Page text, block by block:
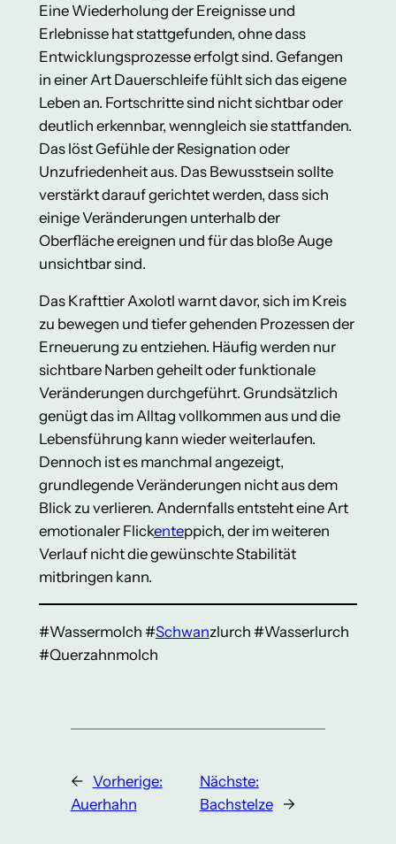
Eine Wiederholung der Ereignisse und
Erlebnisse hat stattgefunden, ohne dass
Entwicklungsprozesse erfolgt sind. Gefangen
in einer Art Dauerschleife fühlt sich das eigene
Leben an. Fortschritte sind nicht sichtbar oder
deutlich erkennbar, wenngleich sie stattfanden.
Das löst Gefühle der Resignation oder
Unzufriedenheit aus. Das Bewusstsein sollte
verstärkt darauf gerichtet werden, dass sich
einige Veränderungen unterhalb der
Oberfläche ereignen und für das bloße Auge
unsichtbar sind.
Das Krafttier Axolotl warnt davor, sich im Kreis
zu bewegen und tiefer gehenden Prozessen der
Erneuerung zu entziehen. Häufig werden nur
sichtbare Narben geheilt oder funktionale
Veränderungen durchgeführt. Grundsätzlich
genügt das im Alltag vollkommen aus und die
Lebensführung kann wieder weiterlaufen.
Dennoch ist es manchmal angezeigt,
grundlegende Veränderungen nicht aus dem
Blick zu verlieren. Andernfalls entsteht eine Art
emotionaler Flickenteppich, der im weiteren
Verlauf nicht die gewünschte Stabilität
mitbringen kann.
#Wassermolch #Schwanzlurch #Wasserlurch
#Querzahnmolch
← Vorherige:
Auerhahn
Nächste:
Bachstelze
→